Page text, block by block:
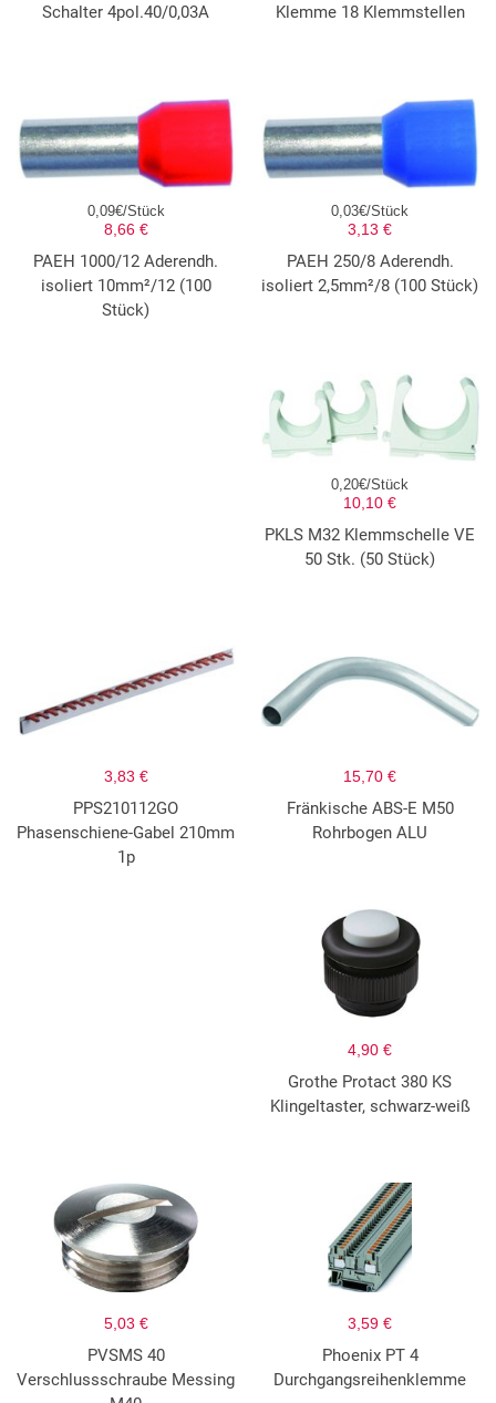
Schalter 4pol.40/0,03A
Klemme 18 Klemmstellen
0,09€/Stück
8,66 €
PAEH 1000/12 Aderendh.
isoliert 10mm²/12 (100
Stück)
0,03€/Stück
3,13 €
PAEH 250/8 Aderendh.
isoliert 2,5mm²/8 (100 Stück)
0,20€/Stück
10,10 €
PKLS M32 Klemmschelle VE
50 Stk. (50 Stück)
3,83 €
PPS210112GO
Phasenschiene-Gabel 210mm
1p
15,70 €
Fränkische ABS-E M50
Rohrbogen ALU
4,90 €
Grothe Protact 380 KS
Klingeltaster, schwarz-weiß
5,03 €
PVSMS 40
Verschlussschraube Messing
3,59 €
Phoenix PT 4
Durchgangsreihenklemme